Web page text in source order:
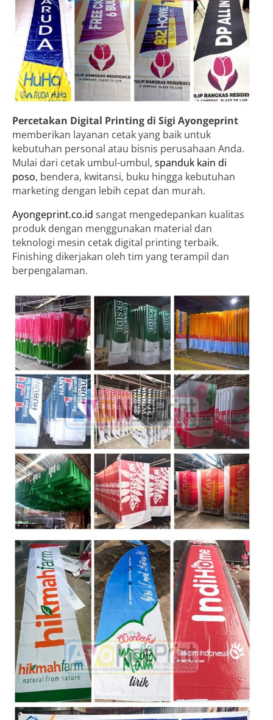
Percetakan Digital Printing di Sigi Ayongeprint
memberikan layanan cetak yang baik untuk
kebutuhan personal atau bisnis perusahaan Anda.
Mulai dari cetak umbul-umbul, spanduk kain di
poso, bendera, kwitansi, buku hingga kebutuhan
marketing dengan lebih cepat dan murah.
Ayongeprint.co.id sangat mengedepankan kualitas
produk dengan menggunakan material dan
teknologi mesin cetak digital printing terbaik.
Finishing dikerjakan oleh tim yang terampil dan
berpengalaman.